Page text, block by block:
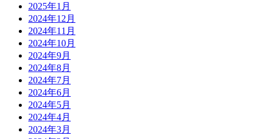
2025年1月
2024年12月
2024年11月
2024年10月
2024年9月
2024年8月
2024年7月
2024年6月
2024年5月
2024年4月
2024年3月